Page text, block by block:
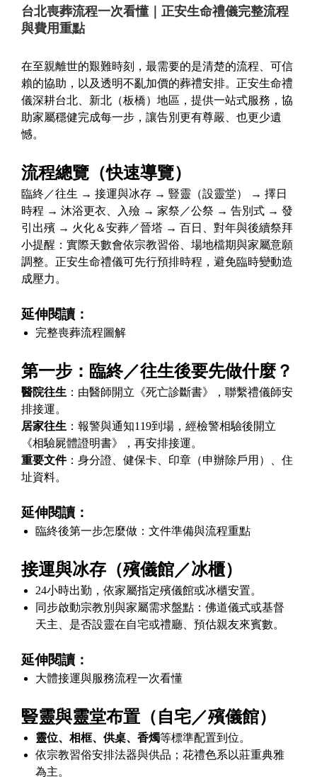
台北喪葬流程一次看懂｜正安生命禮儀完整流程
與費用重點
在至親離世的艱難時刻，最需要的是清楚的流程、可信
賴的協助，以及透明不亂加價的葬禮安排。正安生命禮
儀深耕台北、新北（板橋）地區，提供一站式服務，協
助家屬穩健完成每一步，讓告別更有尊嚴、也更少遺
憾。
流程總覽（快速導覽）
臨終／往生 → 接運與冰存 → 豎靈（設靈堂） → 擇日
時程 → 沐浴更衣、入殮 → 家祭／公祭 → 告別式 → 發
引出殯 → 火化＆安葬／晉塔 → 百日、對年與後續祭拜
小提醒：實際天數會依宗教習俗、場地檔期與家屬意願
調整。正安生命禮儀可先行預排時程，避免臨時變動造
成壓力。
延伸閱讀：
完整喪葬流程圖解
第一步：臨終／往生後要先做什麼？
醫院往生 ：由醫師開立《死亡診斷書》，聯繫禮儀師安
排接運。
居家往生 ：報警與通知119到場，經檢警相驗後開立
《相驗屍體證明書》，再安排接運。
重要文件：身分證、健保卡、印章（申辦除戶用）、住
址資料。
延伸閱讀：
臨終後第一步怎麼做：文件準備與流程重點
接運與冰存（殯儀館／冰櫃）
24小時出勤，依家屬指定殯儀館或冰櫃安置。
同步啟動宗教別與家屬需求盤點：佛道儀式或基督
天主、是否設靈在自宅或禮廳、預估親友來賓數。
延伸閱讀：
大體接運與服務流程一次看懂
豎靈與靈堂布置（自宅／殯儀館）
靈位、相框、供桌、香燭等標準配置到位。
依宗教習俗安排法器與供品；花禮色系以莊重典雅
為主。